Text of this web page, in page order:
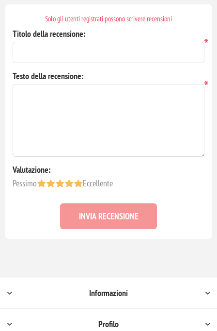
Solo gli utenti registrati possono scrivere recensioni
Titolo della recensione:
*
Testo della recensione:
*
Valutazione:
Pessimo
Eccellente
INVIA RECENSIONE
Informazioni
Profilo